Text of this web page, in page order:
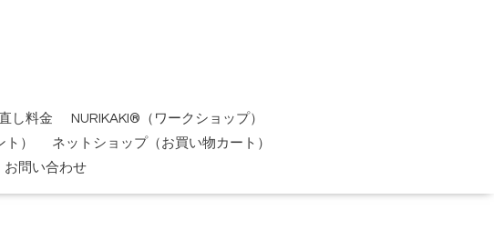
し料金
NURIKAKI®（ワークショップ）
）
ネットショップ（お買い物カート）
お問い合わせ